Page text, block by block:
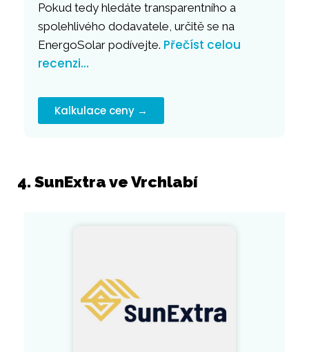
Pokud tedy hledáte transparentního a
spolehlivého dodavatele, určitě se na
EnergoSolar podívejte. Přečíst celou
recenzi…
Kalkulace ceny →
4. SunExtra ve Vrchlabí